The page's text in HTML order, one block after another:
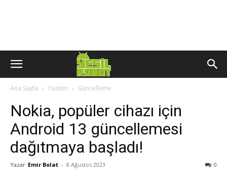
Ana Sayfa Yazılım Güncelleme
Nokia, popüler cihazı için
Android 13 güncellemesi
dağıtmaya başladı!
Yazar Emir Bolat - 8 Ağustos 2023 0